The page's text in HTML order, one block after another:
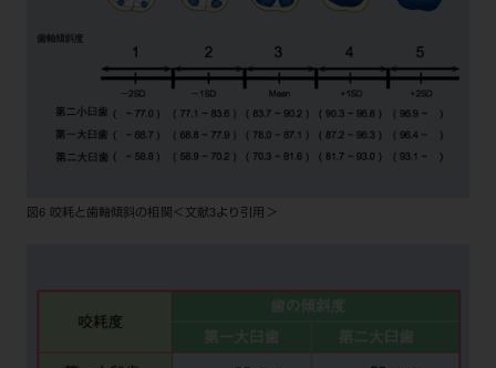
図6 咬耗と歯軸傾斜の相関＜文献3より引用＞